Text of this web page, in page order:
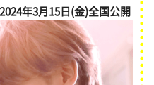
年3月15日(金)全国公開